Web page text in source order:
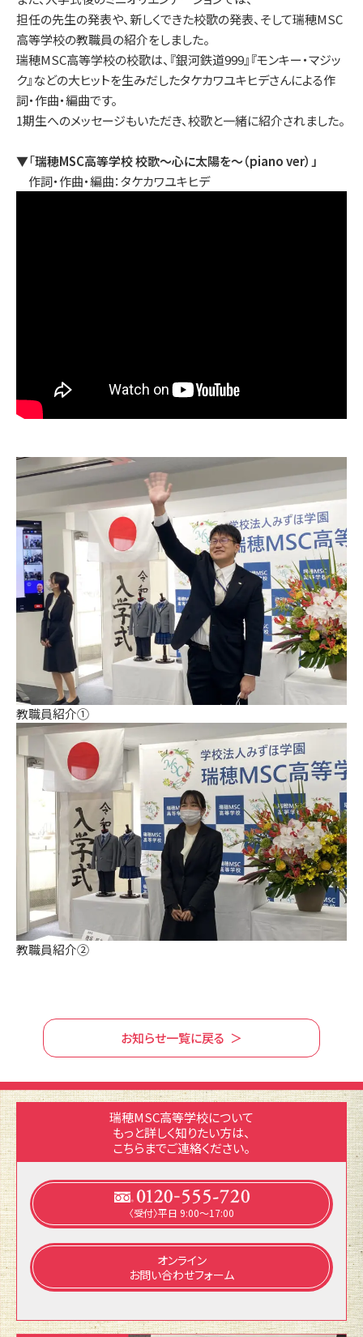
担任の先生の発表や、新しくできた校歌の発表、そして瑞穂MSC
高等学校の教職員の紹介をしました。
瑞穂MSC高等学校の校歌は、『銀河鉄道999』『モンキー・マジッ
ク』などの大ヒットを生みだしたタケカワユキヒデさんによる作
詞・作曲・編曲です。
1期生へのメッセージもいただき、校歌と一緒に紹介されました。
▼「瑞穂MSC高等学校 校歌～心に太陽を～（piano ver）」
作詞・作曲・編曲：タケカワユキヒデ
教職員紹介①
教職員紹介②
お知らせ一覧に戻る
瑞穂MSC高等学校について
もっと詳しく知りたい方は、
こちらまでご連絡ください。
〈受付〉平日 9:00～17:00
オンライン
お問い合わせフォーム